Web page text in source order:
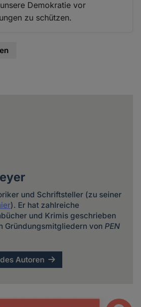
Demokratie vor
zu schützen.
und Schriftsteller (zu seiner
). Er hat zahlreiche
und Krimis geschrieben
Gründungsmitgliedern von PEN
Autoren